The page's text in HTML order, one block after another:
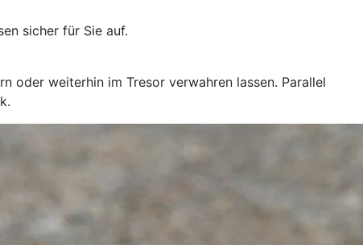
sicher für Sie auf.
oder weiterhin im Tresor verwahren lassen. Parallel